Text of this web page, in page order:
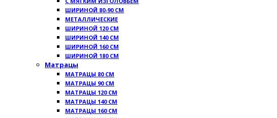
ШИРИНОЙ 80-90 СМ
МЕТАЛЛИЧЕСКИЕ
ШИРИНОЙ 120 СМ
ШИРИНОЙ 140 СМ
ШИРИНОЙ 160 СМ
ШИРИНОЙ 180 СМ
Матрацы
МАТРАЦЫ 80 СМ
МАТРАЦЫ 90 СМ
МАТРАЦЫ 120 СМ
МАТРАЦЫ 140 СМ
МАТРАЦЫ 160 СМ